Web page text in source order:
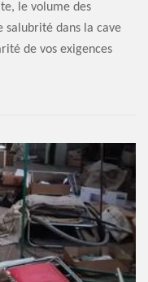
le volume des
salubrité dans la cave
de vos exigences